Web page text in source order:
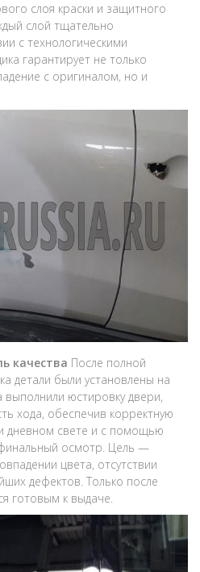
слоя краски и защитного
слой тщательно
с технологическими
гарантирует не только
с оригиналом, но и
качества После полной
детали были установлены на
юстировку двери,
хода, обеспечив корректную
дневном свете и с помощью
осмотр. Цель —
цвета, отсутствии
дефектов. Только после
готовым к выдаче.